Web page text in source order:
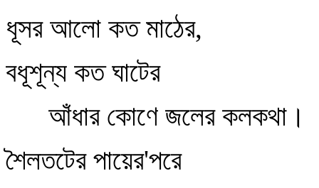
ধূসর আলো কত মাঠের,
বধূশূন্য কত ঘাটের
আঁধার কোণে জলের কলকথা।
শৈলতটের পায়ের'পরে